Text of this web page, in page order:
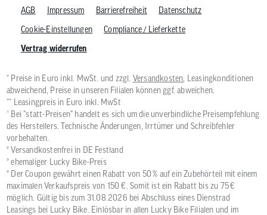
AGB Impressum Barrierefreiheit
Datenschutz
Cookie-Einstellungen
Compliance / Lieferkette
Vertrag widerrufen
* Preise in Euro inkl. MwSt. und zzgl. Versandkosten , Leasingkonditionen
abweichend, Preise in unseren Filialen können ggf. abweichen.
** Leasingpreis in Euro inkl. MwSt
¹ Bei "statt-Preisen" handelt es sich um die unverbindliche Preisempfehlung
des Herstellers. Technische Änderungen, Irrtümer und Schreibfehler
vorbehalten.
² Versandkostenfrei in DE Festland
³ ehemaliger Lucky Bike-Preis
⁴ Der Coupon gewährt einen Rabatt von 50 % auf ein Zubehörteil mit einem
maximalen Verkaufspreis von 150 €. Somit ist ein Rabatt bis zu 75 €
möglich. Gültig bis zum 31.08.2026 bei Abschluss eines Dienstrad
Leasings bei Lucky Bike. Einlösbar in allen Lucky Bike Filialen und im